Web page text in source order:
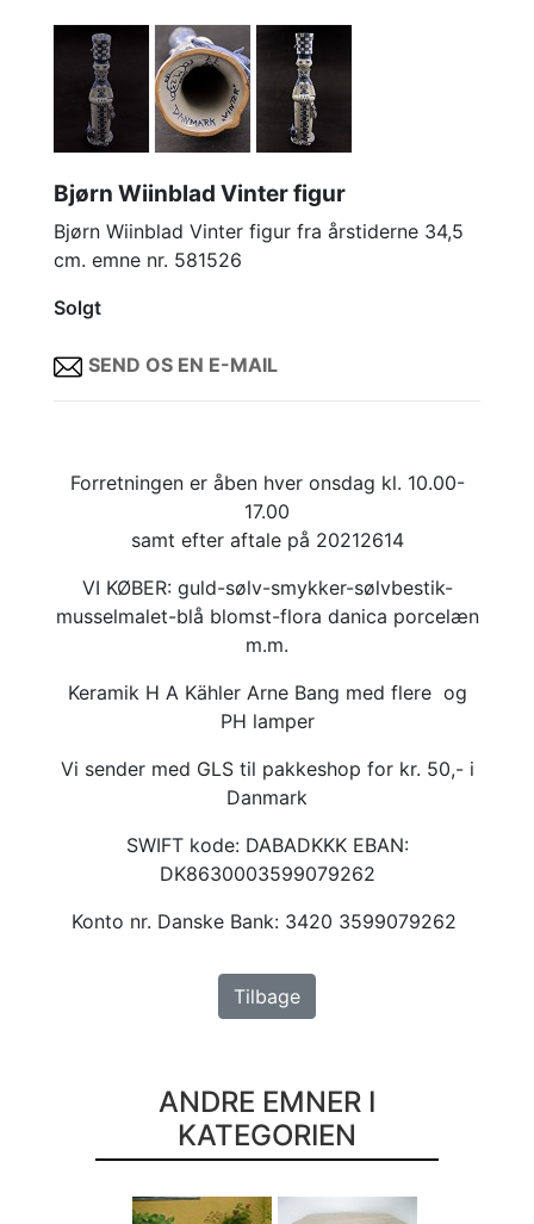
Bjørn Wiinblad Vinter figur
Bjørn Wiinblad Vinter figur fra årstiderne 34,5
cm. emne nr. 581526
Solgt
SEND OS EN E-MAIL
Forretningen er åben hver onsdag kl. 10.00-
17.00
samt efter aftale på 20212614
VI KØBER: guld-sølv-smykker-sølvbestik-
musselmalet-blå blomst-flora danica porcelæn
m.m.
Keramik H A Kähler Arne Bang med flere og
PH lamper
Vi sender med GLS til pakkeshop for kr. 50,- i
Danmark
SWIFT kode: DABADKKK EBAN:
DK8630003599079262
Konto nr. Danske Bank: 3420 3599079262
Tilbage
ANDRE EMNER I
KATEGORIEN